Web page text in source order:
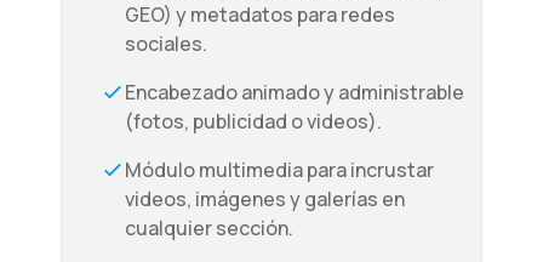
GEO) y metadatos para redes
sociales.
Encabezado animado y administrable
(fotos, publicidad o videos).
Módulo multimedia para incrustar
videos, imágenes y galerías en
cualquier sección.